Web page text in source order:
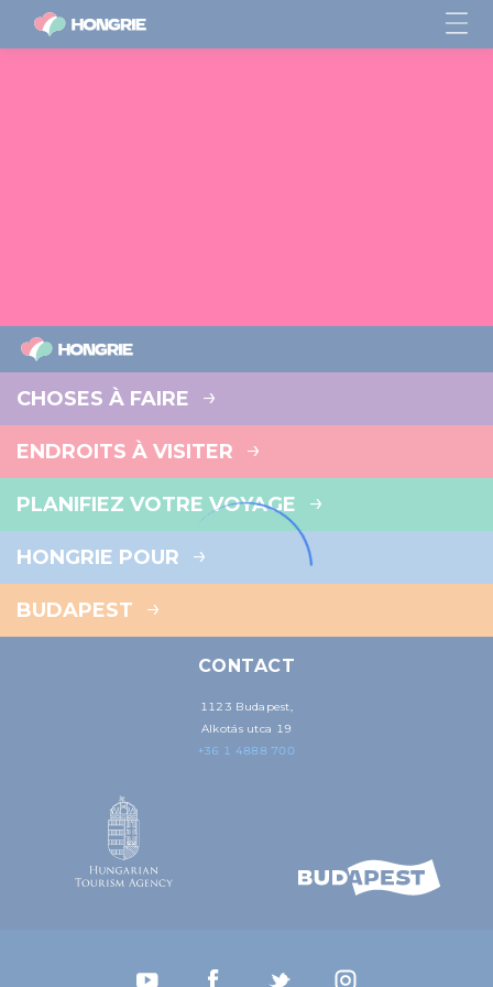
CHOSES À FAIRE
ENDROITS À VISITER
PLANIFIEZ VOTRE VOYAGE
HONGRIE POUR
BUDAPEST
CONTACT
1123 Budapest,
Alkotás utca 19
+36 1 4888 700